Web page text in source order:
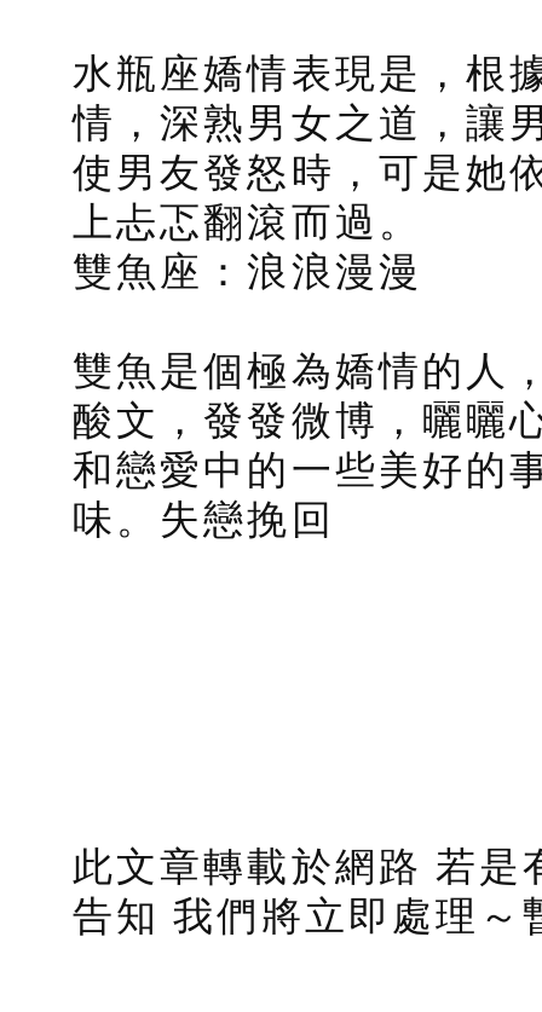
水瓶座嬌情表現是，根
情，深熟男女之道，讓
使男友發怒時，可是她
上忐忑翻滾而過。
雙魚座：浪浪漫漫
雙魚是個極為嬌情的人
酸文，發發微博，曬曬
和戀愛中的一些美好的
味。失戀挽回
此文章轉載於網路 若
告知 我們將立即處理～